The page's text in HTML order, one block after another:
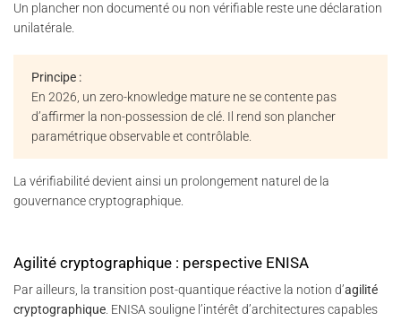
Un plancher non documenté ou non vérifiable reste une déclaration
unilatérale.
Principe :
En 2026, un zero-knowledge mature ne se contente pas
d’affirmer la non-possession de clé. Il rend son plancher
paramétrique observable et contrôlable.
La vérifiabilité devient ainsi un prolongement naturel de la
gouvernance cryptographique.
Agilité cryptographique : perspective ENISA
Par ailleurs, la transition post-quantique réactive la notion d’agilité
cryptographique. ENISA souligne l’intérêt d’architectures capables